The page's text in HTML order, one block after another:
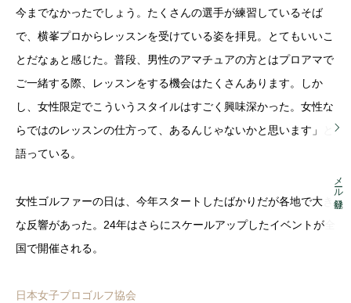
今までなかったでしょう。たくさんの選手が練習しているそば
で、横峯プロからレッスンを受けている姿を拝見。とてもいいこ
とだなぁと感じた。普段、男性のアマチュアの方とはプロアマで
ご一緒する際、レッスンをする機会はたくさんあります。しか
し、女性限定でこういうスタイルはすごく興味深かった。女性な
らではのレッスンの仕方って、あるんじゃないかと思います」と
語っている。
女性ゴルファーの日は、今年スタートしたばかりだが各地で大き
な反響があった。24年はさらにスケールアップしたイベントが全
国で開催される。
日本女子プロゴルフ協会
メール登録